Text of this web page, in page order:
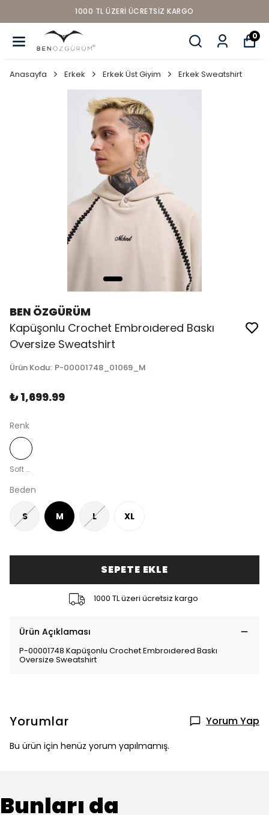
1000 TL ÜZERI ÜCRETSIZ KARGO
0
Anasayfa Erkek Erkek Üst Giyim Erkek Sweatshirt
BEN ÖZGÜRÜM
Kapüşonlu Crochet Embroıdered Baskı
Oversize Sweatshirt
Ürün Kodu: P-00001748_01069_M
₺ 1,699.99
Renk
Soft Beige
Beden
S M L XL
SEPETE EKLE
1000 TL üzeri ücretsiz kargo
Ürün Açıklaması
P-00001748 Kapüşonlu Crochet Embroıdered Baskı
Oversize Sweatshirt
Yorumlar Yorum Yap
Bu ürün için henüz yorum yapılmamış.
Bunları da